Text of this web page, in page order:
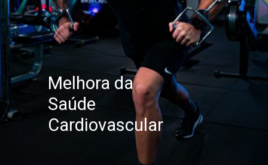
Melhora da
Saúde
Cardiovascular